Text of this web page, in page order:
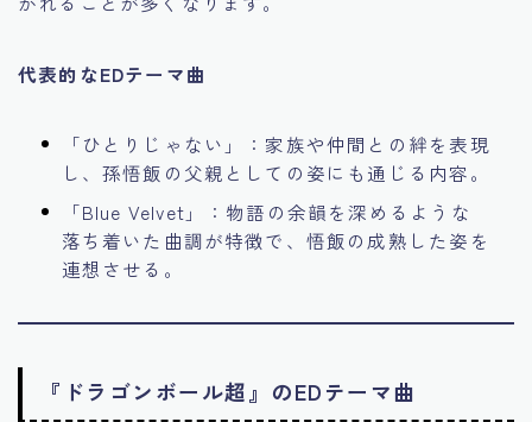
代表的なEDテーマ曲
「ひとりじゃない」：家族や仲間との絆を表現
し、孫悟飯の父親としての姿にも通じる内容。
「Blue Velvet」：物語の余韻を深めるような
落ち着いた曲調が特徴で、悟飯の成熟した姿を
連想させる。
『ドラゴンボール超』のEDテーマ曲